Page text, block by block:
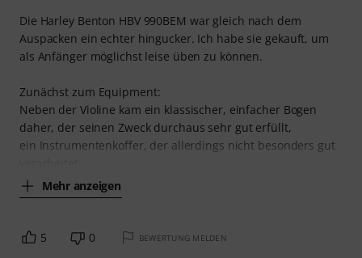
Die Harley Benton HBV 990BEM war gleich nach dem
Auspacken ein echter hingucker. Ich habe sie gekauft, um
als Anfänger möglichst leise üben zu können.
Zunächst zum Equipment:
Neben der Violine kam ein klassischer, einfacher Bogen
daher, der seinen Zweck durchaus sehr gut erfüllt,
ein Instrumentenkoffer, der allerdings nicht besonders gut
Mehr anzeigen
5 0 BEWERTUNG MELDEN